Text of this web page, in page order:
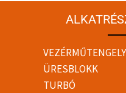
VEZÉRMŰTENGELY
ÜRESBLOKK
TURBÓ